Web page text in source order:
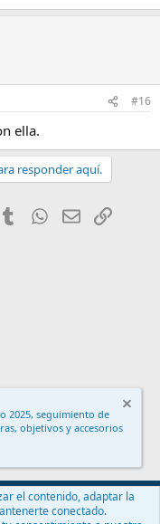
#16
ella.
responder aquí.
Tumblr WhatsApp
EmailEnlace
privacidad Ayuda
2025, seguimiento de
objetivos y accesorios
el contenido, adaptar la
conectado.